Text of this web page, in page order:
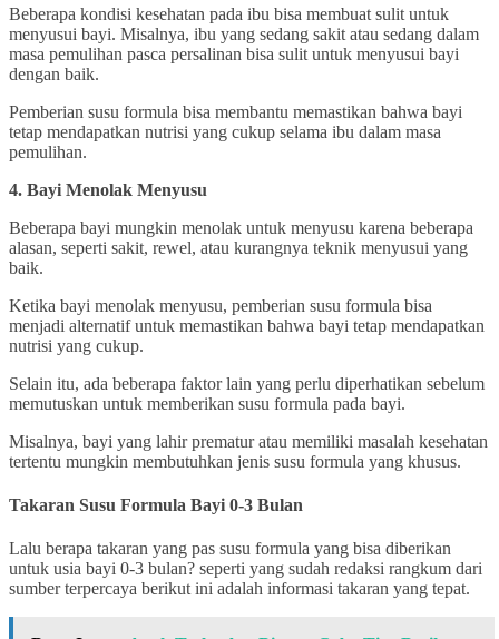
Beberapa kondisi kesehatan pada ibu bisa membuat sulit untuk
menyusui bayi. Misalnya, ibu yang sedang sakit atau sedang dalam
masa pemulihan pasca persalinan bisa sulit untuk menyusui bayi
dengan baik.
Pemberian susu formula bisa membantu memastikan bahwa bayi
tetap mendapatkan nutrisi yang cukup selama ibu dalam masa
pemulihan.
4. Bayi Menolak Menyusu
Beberapa bayi mungkin menolak untuk menyusu karena beberapa
alasan, seperti sakit, rewel, atau kurangnya teknik menyusui yang
baik.
Ketika bayi menolak menyusu, pemberian susu formula bisa
menjadi alternatif untuk memastikan bahwa bayi tetap mendapatkan
nutrisi yang cukup.
Selain itu, ada beberapa faktor lain yang perlu diperhatikan sebelum
memutuskan untuk memberikan susu formula pada bayi.
Misalnya, bayi yang lahir prematur atau memiliki masalah kesehatan
tertentu mungkin membutuhkan jenis susu formula yang khusus.
Takaran Susu Formula Bayi 0-3 Bulan
Lalu berapa takaran yang pas susu formula yang bisa diberikan
untuk usia bayi 0-3 bulan? seperti yang sudah redaksi rangkum dari
sumber terpercaya berikut ini adalah informasi takaran yang tepat.